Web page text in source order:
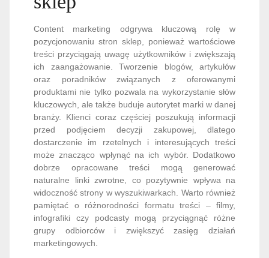
Content marketing odgrywa kluczową rolę w
pozycjonowaniu stron sklep, ponieważ wartościowe
treści przyciągają uwagę użytkowników i zwiększają
ich zaangażowanie. Tworzenie blogów, artykułów
oraz poradników związanych z oferowanymi
produktami nie tylko pozwala na wykorzystanie słów
kluczowych, ale także buduje autorytet marki w danej
branży. Klienci coraz częściej poszukują informacji
przed podjęciem decyzji zakupowej, dlatego
dostarczenie im rzetelnych i interesujących treści
może znacząco wpłynąć na ich wybór. Dodatkowo
dobrze opracowane treści mogą generować
naturalne linki zwrotne, co pozytywnie wpływa na
widoczność strony w wyszukiwarkach. Warto również
pamiętać o różnorodności formatu treści – filmy,
infografiki czy podcasty mogą przyciągnąć różne
grupy odbiorców i zwiększyć zasięg działań
marketingowych.